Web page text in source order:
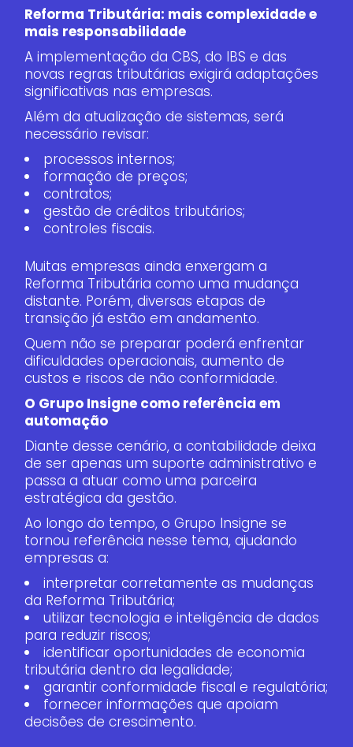
Reforma Tributária: mais complexidade e
mais responsabilidade
A implementação da CBS, do IBS e das
novas regras tributárias exigirá adaptações
significativas nas empresas.
Além da atualização de sistemas, será
necessário revisar:
processos internos;
formação de preços;
contratos;
gestão de créditos tributários;
controles fiscais.
Muitas empresas ainda enxergam a
Reforma Tributária como uma mudança
distante. Porém, diversas etapas de
transição já estão em andamento.
Quem não se preparar poderá enfrentar
dificuldades operacionais, aumento de
custos e riscos de não conformidade.
O Grupo Insigne como referência em
automação
Diante desse cenário, a contabilidade deixa
de ser apenas um suporte administrativo e
passa a atuar como uma parceira
estratégica da gestão.
Ao longo do tempo, o Grupo Insigne se
tornou referência nesse tema, ajudando
empresas a:
interpretar corretamente as mudanças
da Reforma Tributária;
utilizar tecnologia e inteligência de dados
para reduzir riscos;
identificar oportunidades de economia
tributária dentro da legalidade;
garantir conformidade fiscal e regulatória;
fornecer informações que apoiam
decisões de crescimento.